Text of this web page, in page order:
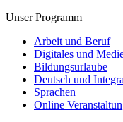
Unser Programm
Arbeit und Beruf
Digitales und
Bildungsurlaube
Deutsch und
Sprachen
Online